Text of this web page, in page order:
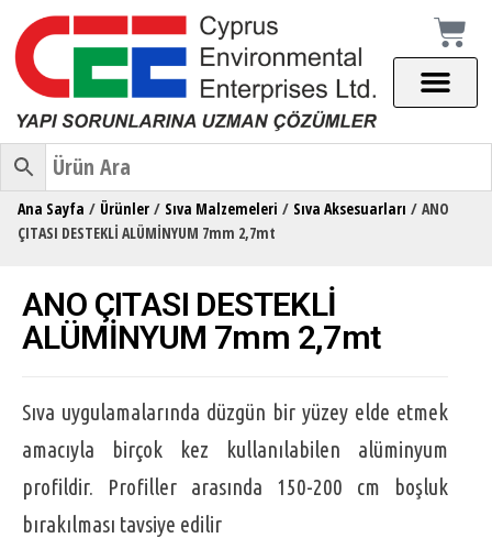
Ana Sayfa / Ürünler / Sıva Malzemeleri / Sıva Aksesuarları / ANO
ÇITASI DESTEKLİ ALÜMİNYUM 7mm 2,7mt
ANO ÇITASI DESTEKLİ
ALÜMİNYUM 7mm 2,7mt
Sıva uygulamalarında düzgün bir yüzey elde etmek
amacıyla birçok kez kullanılabilen alüminyum
profildir. Profiller arasında 150-200 cm boşluk
bırakılması tavsiye edilir